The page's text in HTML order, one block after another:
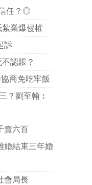
任？◎
紮業爆侵權
訴
認賬？
商免吃牢飯
？劉至翰︰
賣六百
婚結束三年婚
會局長